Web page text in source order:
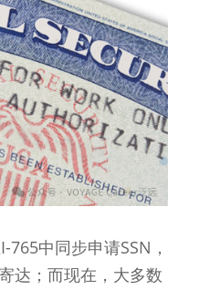
中同步申请SSN，
达；而现在，大多数